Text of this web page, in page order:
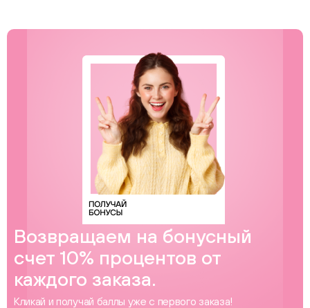
Возвращаем на бонусный
счет 10% процентов от
каждого заказа.
Кликай и получай баллы уже с первого заказа!